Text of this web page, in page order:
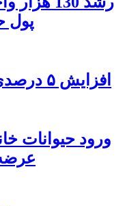
پول
افزایش ۵ درصدی ظرفیت قطارهای اربعین
ورود حیوانات